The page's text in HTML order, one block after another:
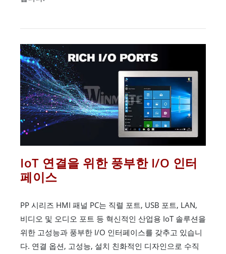
IoT 연결을 위한 풍부한 I/O 인터
페이스
PP 시리즈 HMI 패널 PC는 직렬 포트, USB 포트, LAN,
비디오 및 오디오 포트 등 혁신적인 산업용 IoT 솔루션을
위한 고성능과 풍부한 I/O 인터페이스를 갖추고 있습니
다. 연결 옵션, 고성능, 설치 친화적인 디자인으로 수직